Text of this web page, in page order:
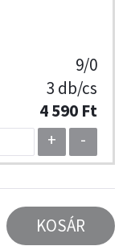
9/0
3 db/cs
4 590 Ft
+
-
KOSÁR